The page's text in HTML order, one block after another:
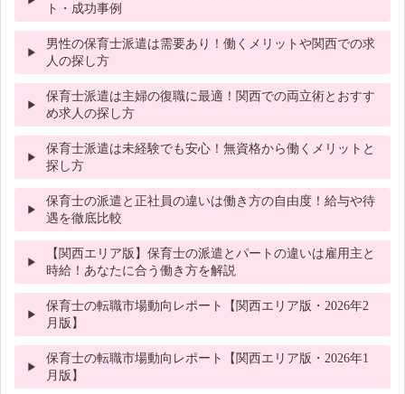
ト・成功事例
男性の保育士派遣は需要あり！働くメリットや関西での求
人の探し方
保育士派遣は主婦の復職に最適！関西での両立術とおすす
め求人の探し方
保育士派遣は未経験でも安心！無資格から働くメリットと
探し方
保育士の派遣と正社員の違いは働き方の自由度！給与や待
遇を徹底比較
【関西エリア版】保育士の派遣とパートの違いは雇用主と
時給！あなたに合う働き方を解説
保育士の転職市場動向レポート【関西エリア版・2026年2
月版】
保育士の転職市場動向レポート【関西エリア版・2026年1
月版】